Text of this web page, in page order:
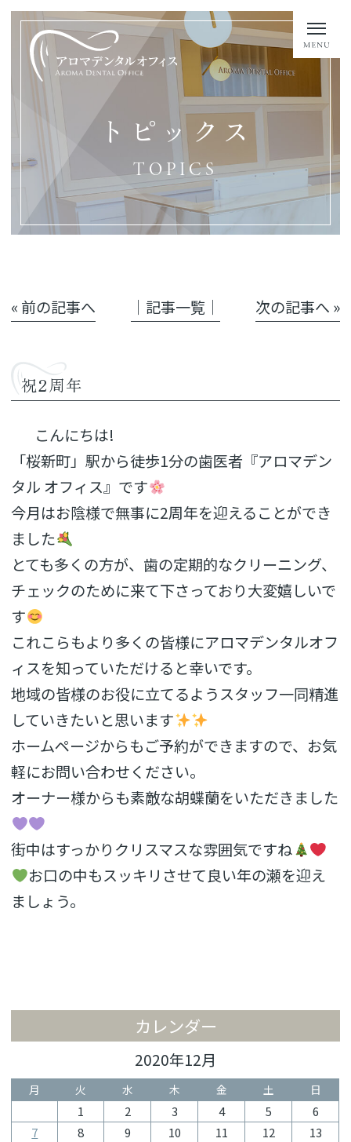
トピックス
TOPICS
« 前の記事へ │記事一覧│ 次の記事へ »
祝2周年
こんにちは!
「桜新町」駅から徒歩1分の歯医者『アロマデン
タル オフィス』です
今月はお陰様で無事に2周年を迎えることができ
ました
とても多くの方が、歯の定期的なクリーニング、
チェックのために来て下さっており大変嬉しいで
す
これこらもより多くの皆様にアロマデンタルオフ
ィスを知っていただけると幸いです。
地域の皆様のお役に立てるようスタッフ一同精進
していきたいと思います
ホームページからもご予約ができますので、お気
軽にお問い合わせください。
オーナー様からも素敵な胡蝶蘭をいただきました
街中はすっかりクリスマスな雰囲気ですね
お口の中もスッキリさせて良い年の瀬を迎え
ましょう。
カレンダー
2020年12月
月 火 水 木 金 土 日
1 2 3 4 5
6
7
8 9 10 11 12
13